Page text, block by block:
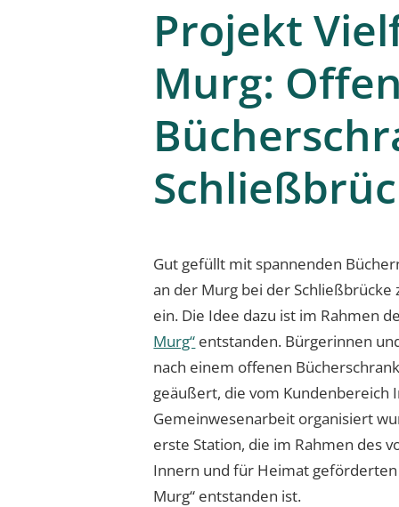
Projekt
Murg:
Gut gefüllt mit spannenden
an der Murg bei der
ein. Die Idee dazu ist im Rahmen
Murg“ entstanden. Bürgerinnen
nach einem offenen
geäußert, die vom Kundenbereich
Gemeinwesenarbeit organisiert
erste Station, die im Rahmen des
Innern und für Heimat
Murg“ entstanden ist.